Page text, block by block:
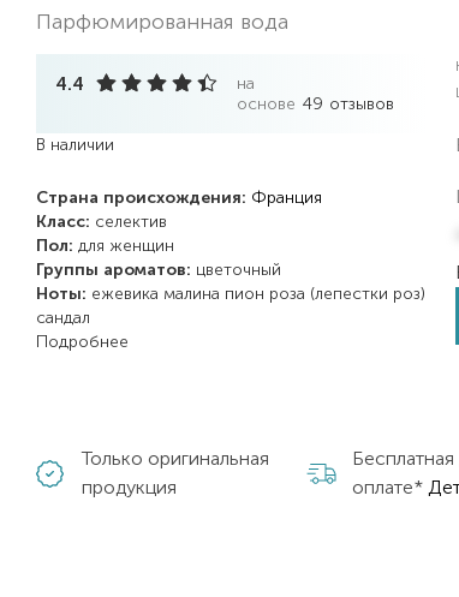
парфюмированная вода
4.4
на
основе 49 отзывов
В наличии
Страна происхождения: Франция
Класс: селектив
Пол: для женщин
Группы ароматов: цветочный
Ноты: ежевика малина пион роза (лепестки роз)
сандал
Подробнее
Только оригинальная
продукция
оплате*